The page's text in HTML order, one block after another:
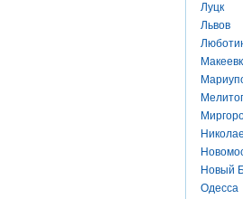
Луцк
Львов
Новый
Одесса